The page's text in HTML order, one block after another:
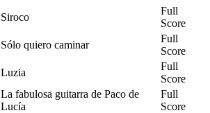
Siroco
Full
Score
Sólo quiero caminar
Full
Score
Luzia
Full
Score
La fabulosa guitarra de Paco de
Lucía
Full
Score